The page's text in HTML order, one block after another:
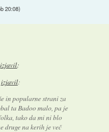
20:08)
izjavil:
izjavil:
in popularne strani za
ta Badoo malo, pa je
tako da mi ni blo
druge na kerih je več